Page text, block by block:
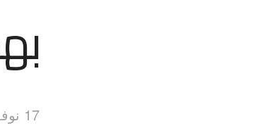
17 نوفمبر، 2022